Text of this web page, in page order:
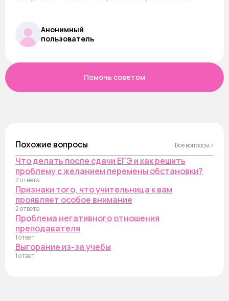
Анонимный
пользователь
Помочь советом
Похожие вопросы Все вопросы ›
Что делать после сдачи ЕГЭ и как решить
проблему с желанием перемены обстановки?
2 ответа
Признаки того, что учительница к вам
проявляет особое внимание
2 ответа
Проблема негативного отношения
преподавателя
1 ответ
Выгорание из-за учебы
1 ответ